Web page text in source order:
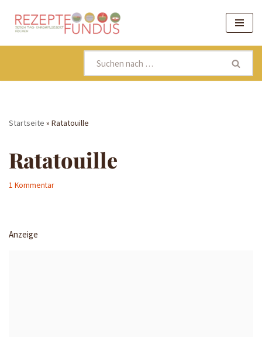
Zum
Inhalt
Startseite » Ratatouille
Ratatouille
1 Kommentar
Anzeige